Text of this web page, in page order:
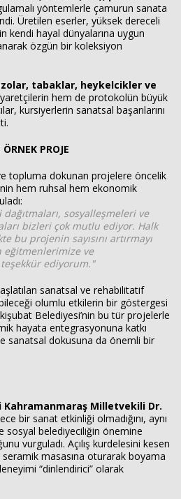
yöntemlerle çamurun sanata
Üretilen eserler, yüksek dereceli
kendi hayal dünyalarına uygun
özgün bir koleksiyon
tabaklar, heykelcikler ve
hem de protokolün büyük
kursiyerlerin sanatsal başarılarını
PROJE
topluma dokunan projelere öncelik
hem ruhsal hem ekonomik
dağıtmaları, sosyalleşmeleri ve
bizleri çok mutlu ediyor. Halk
bu projenin sayısını artırmayı
eğitmenlerimize ve
ediyorum."
sanatsal ve rehabilitatif
olumlu etkilerin bir göstergesi
Belediyesi’nin bu tür projelerle
hayata entegrasyonuna katkı
sanatsal dokusuna da önemli bir
Kahramanmaraş Milletvekili Dr.
bir sanat etkinliği olmadığını, aynı
sosyal belediyeciliğin önemine
vurguladı. Açılış kurdelesini kesen
masasına oturarak boyama
“dinlendirici” olarak